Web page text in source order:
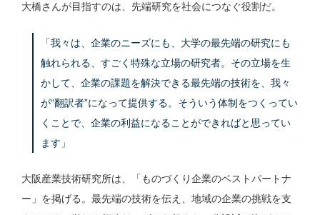
大橋さんが目指すのは、先端研究を社会につなぐ役割だ。
「我々は、企業のニーズにも、大学の最先端の研究にも
触れられる、すごく特殊な立場の研究者。その立場を生
かして、企業の課題を解決できる最先端の技術を、我々
が“翻訳者”になって提供する。そういう体制をつくってい
くことで、企業の利益になることができればと思ってい
ます」
大阪産業技術研究所は、「ものづくり企業のベストパートナ
ー」を掲げる。最先端の技術を伝え、地域の企業の挑戦を支